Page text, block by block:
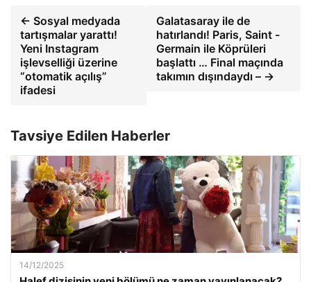
← Sosyal medyada
tartışmalar yarattı!
Yeni Instagram
işlevselliği üzerine
“otomatik açılış”
ifadesi
Galatasaray ile de
hatırlandı! Paris, Saint -
Germain ile Köprüleri
başlattı … Final maçında
takımın dışındaydı – →
Tavsiye Edilen Haberler
14/12/2025